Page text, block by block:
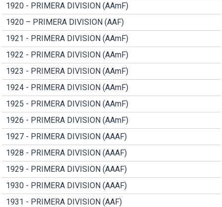
1920 - PRIMERA DIVISION (AAmF)
1920 – PRIMERA DIVISION (AAF)
1921 - PRIMERA DIVISION (AAmF)
1922 - PRIMERA DIVISION (AAmF)
1923 - PRIMERA DIVISION (AAmF)
1924 - PRIMERA DIVISION (AAmF)
1925 - PRIMERA DIVISION (AAmF)
1926 - PRIMERA DIVISION (AAmF)
1927 - PRIMERA DIVISION (AAAF)
1928 - PRIMERA DIVISION (AAAF)
1929 - PRIMERA DIVISION (AAAF)
1930 - PRIMERA DIVISION (AAAF)
1931 - PRIMERA DIVISION (AAF)